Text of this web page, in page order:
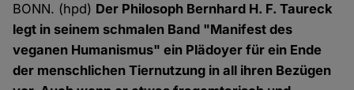
BONN. (hpd) Der Philosoph Bernhard H. F. Taureck
legt in seinem schmalen Band "Manifest des
veganen Humanismus" ein Plädoyer für ein Ende
der menschlichen Tiernutzung in all ihren Bezügen